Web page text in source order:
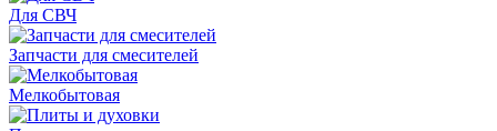
Для СВЧ
Запчасти для смесителей
Мелкобытовая